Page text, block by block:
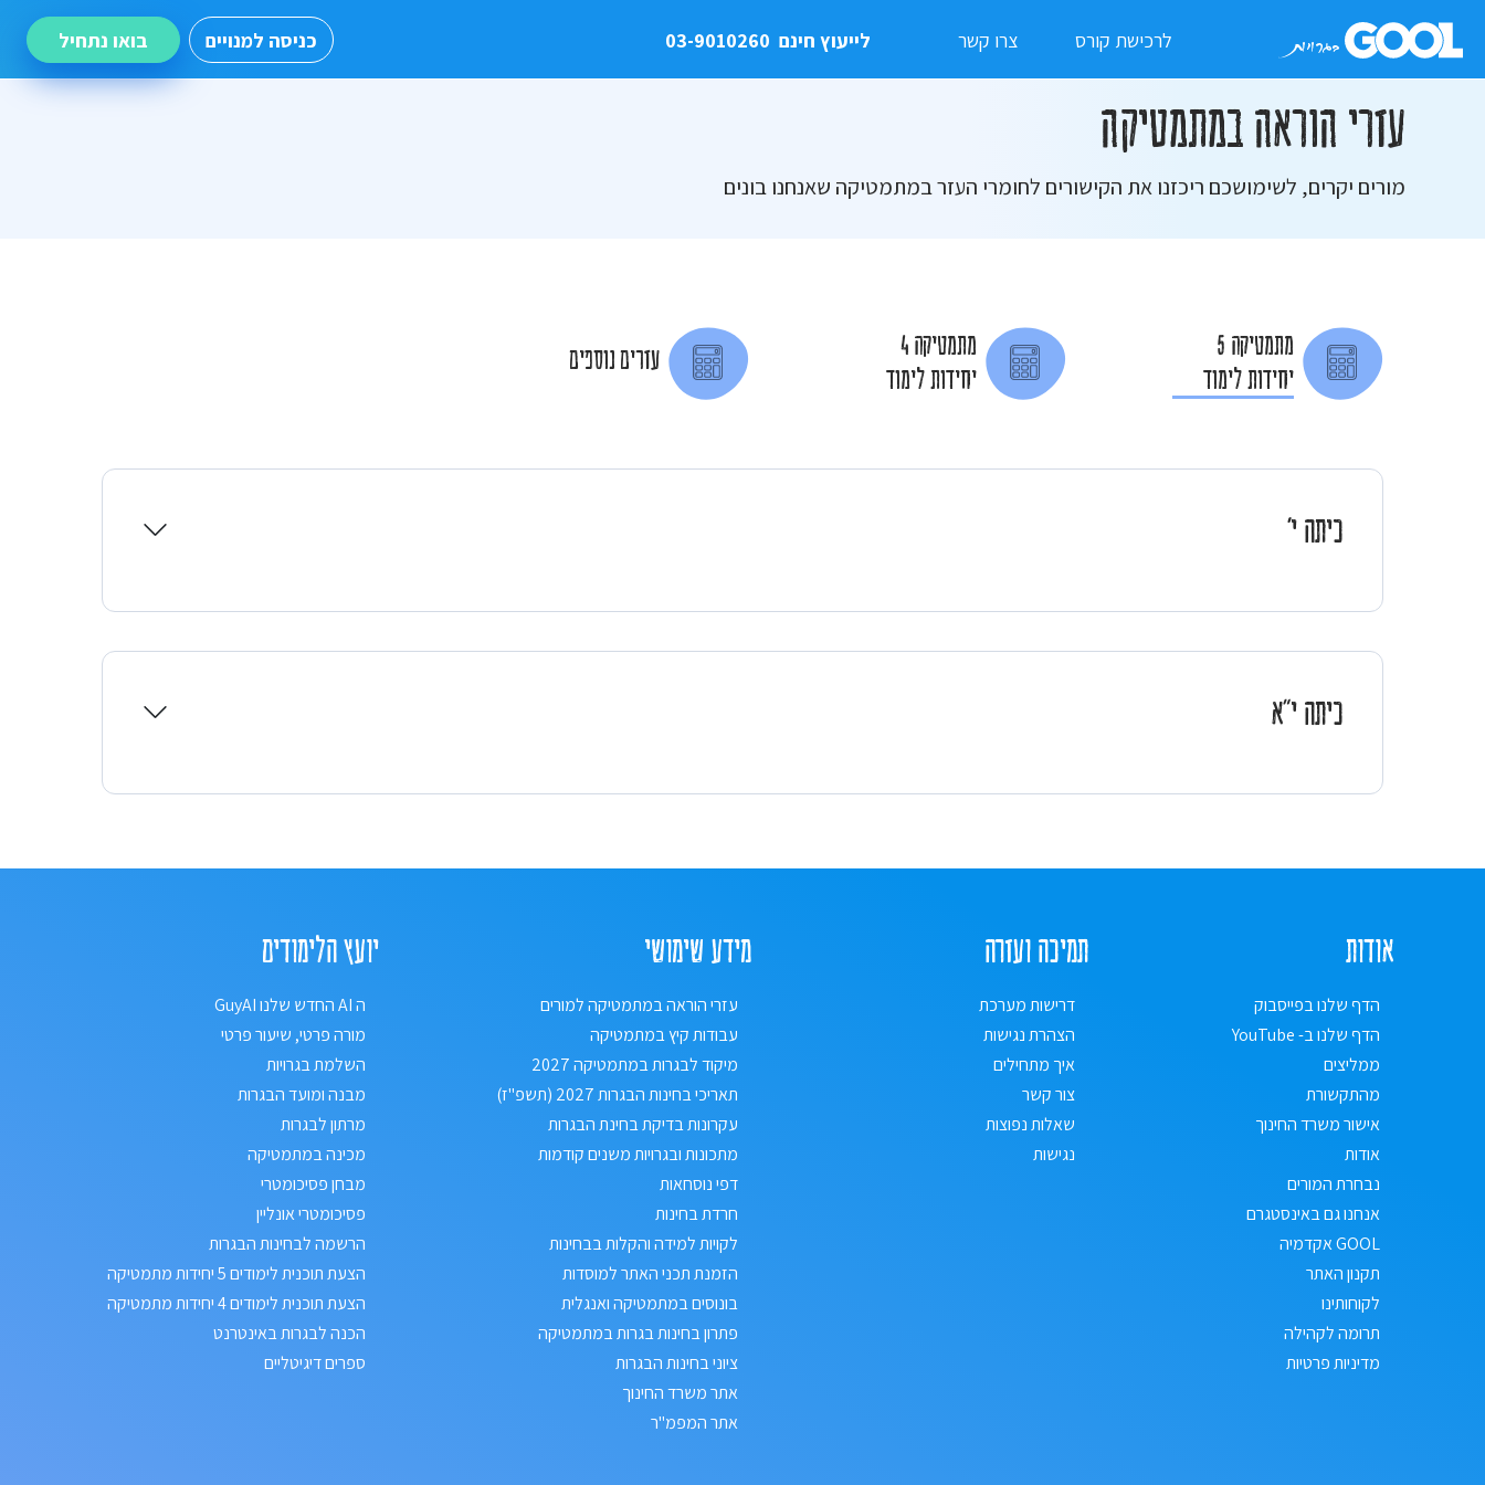
לרכישת קורס צרו קשר לייעוץ חינם 03-9010260 כניסה למנויים בואו נתחיל
עזרי הוראה במתמטיקה
מורים יקרים, לשימושכם ריכזנו את הקישורים לחומרי העזר במתמטיקה שאנחנו בונים
מתמטיקה 5
יחידות לימוד
מתמטיקה 4
יחידות לימוד
עזרים נוספים
כיתה י'
כיתה י"א
אודות
הדף שלנו בפייסבוק
הדף שלנו ב- YouTube
ממליצים
מהתקשורת
אישור משרד החינוך
אודות
נבחרת המורים
אנחנו גם באינסטגרם
GOOL אקדמיה
תקנון האתר
לקוחותינו
תרומה לקהילה
מדיניות פרטיות
תמיכה ועזרה
דרישות מערכת
הצהרת נגישות
איך מתחילים
צור קשר
שאלות נפוצות
נגישות
מידע שימושי
עזרי הוראה במתמטיקה למורים
עבודות קיץ במתמטיקה
מיקוד לבגרות במתמטיקה 2027
תאריכי בחינות הבגרות 2027 (תשפ"ז)
עקרונות בדיקת בחינת הבגרות
מתכונות ובגרויות משנים קודמות
דפי נוסחאות
חרדת בחינות
לקויות למידה והקלות בבחינות
הזמנת תכני האתר למוסדות
בונוסים במתמטיקה ואנגלית
פתרון בחינות בגרות במתמטיקה
ציוני בחינות הבגרות
אתר משרד החינוך
אתר המפמ"ר
יועץ הלימודים
ה AI החדש שלנו GuyAI
מורה פרטי, שיעור פרטי
השלמת בגרויות
מבנה ומועד הבגרות
מרתון לבגרות
מכינה במתמטיקה
מבחן פסיכומטרי
פסיכומטרי אונליין
הרשמה לבחינות הבגרות
הצעת תוכנית לימודים 5 יחידות מתמטיקה
הצעת תוכנית לימודים 4 יחידות מתמטיקה
הכנה לבגרות באינטרנט
ספרים דיגיטליים